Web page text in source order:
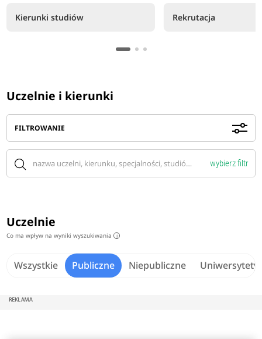
Kierunki studiów Rekrutacja
Uczelnie i kierunki
FILTROWANIE
wybierz filtr
Uczelnie
Co ma wpływ na wyniki wyszukiwania i
Wszystkie Publiczne Niepubliczne Uniwersytety